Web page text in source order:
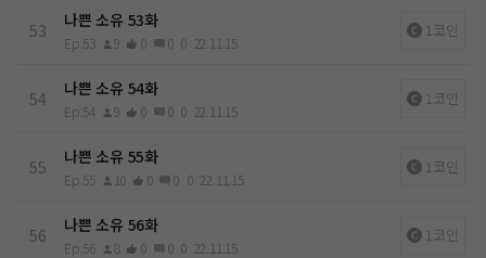
53 나쁜 소유 53화
Ep.53 9 0 0 0 22.11.15
1코인
54 나쁜 소유 54화
Ep.54 9 0 0 0 22.11.15
1코인
55 나쁜 소유 55화
Ep.55 10 0 0 0 22.11.15
1코인
56 나쁜 소유 56화
Ep.56 8 0 0 0 22.11.15
1코인